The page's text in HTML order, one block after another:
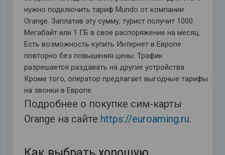
нужно подключить тариф Mundo от компании
Orange. Заплатив эту сумму, турист получит 1000
Мегабайт или 1 ГБ в свое распоряжение на месяц.
Есть возможность купить Интернет в Европе
повторно без повышения цены. Трафик
разрешается раздавать на другие устройства.
Кроме того, оператор предлагает выгодные тарифы
на звонки в Европе.
Подробнее о покупке сим-карты
Orange на сайте https://euroaming.ru.